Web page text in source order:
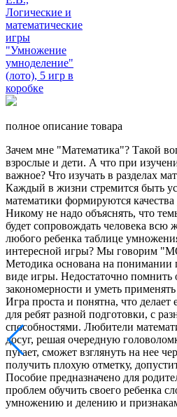
полное описание товара
Зачем мне "Математика"? Такой
взрослые и дети. А что при
важное? Что изучать в разделах
Каждый в жизни стремится быть
математики формируются
Никому не надо объяснять, что
будет сопровождать человека
любого ребенка таблице
интересной игры? Мы говорим
Методика основана на понимании
виде игры. Недостаточно помнить
закономерности и уметь
Игра проста и понятна, что делает
для ребят разной подготовки, с
способностями. Любители
досуг, решая очередную
пугает, сможет взглянуть на нее
получить плохую отметку,
Пособие предназначено для
проблем обучить своего ребенка
умножению и делению и